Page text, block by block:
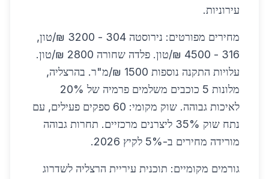
עירוניות.
מחירים מפורטים: נירוסטה 304 - 3200 ₪/טון,
316 - 4500 ₪/טון. פלדה שחורה 2800 ₪/טון.
עלויות התקנה נוספות 1500 ₪/מ"ר. בהרצליה,
מלונות 5 כוכבים משלמים פרמיה של 20%
לאיכות גבוהה. שוק מקומי: 60 ספקים פעילים, עם
נתח שוק 35% ליצרנים מרכזיים. תחרות גבוהה
מורידה מחירים ב-5% לקיץ 2026.
גורמים מקומיים: תוכנית עיריית הרצליה לשדרוג